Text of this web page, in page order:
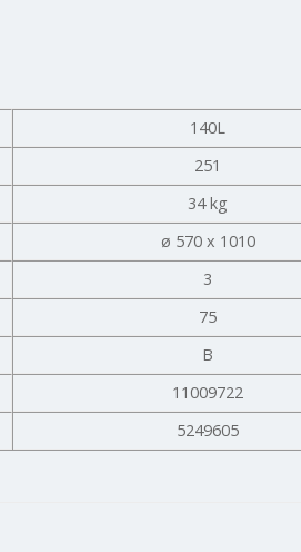
140L
251
34 kg
ø 570 x 1010
3
75
B
11009722
5249605